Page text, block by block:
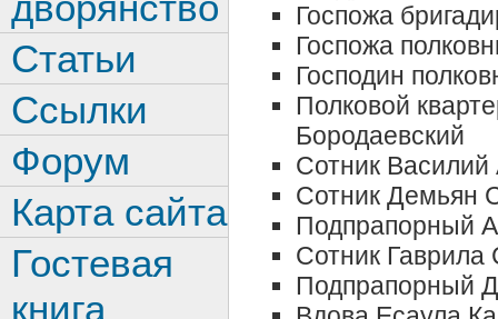
Госпожа
Госпожа
Господин
Полковой
Бородаевский
Сотник Василий
Сотник Демьян
Подпрапорный
Сотник Гаврила
Подпрапорный
Статьи
Ссылки
Форум
Карта сайта
Гостевая
книга